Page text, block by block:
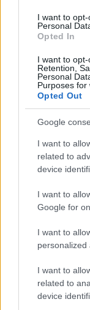
I want to
Personal
Opted In
I want to opt-
Retention,
Personal
Purposes for
Opted Out
Google
I want to
related to
device
I want to
Google for
I want to
personalized
I want to
related to
device
FŐSZEREPLŐ
Népszerű